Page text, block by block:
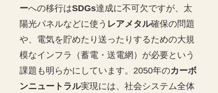
ーへの移行はSDGs達成に不可欠ですが、太
陽光パネルなどに使う レアメタル確保の問題
や、電気を貯めたり送ったりするための大規
模なインフラ（蓄電・送電網）が必要という
課題も明らかにしています。2050年のカーボ
ンニュートラル実現には、社会システム全体